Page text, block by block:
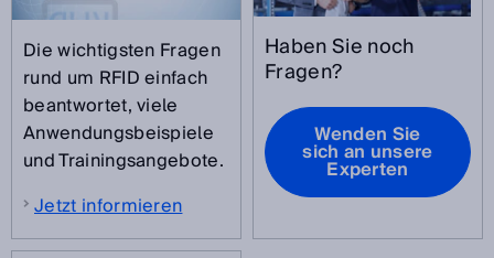
Die wichtigsten Fragen
rund um RFID einfach
beantwortet, viele
Anwendungsbeispiele
und Trainingsangebote.
Jetzt informieren
Haben Sie noch
Fragen?
Wenden Sie
sich an unsere
Experten